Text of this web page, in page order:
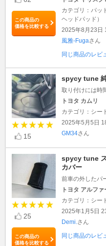
この商品の
価格を比較する
カテゴリ：パッ
ヘッドパッド）
2025年8月23日
風雅-Fugaさん
同じ商品のレビ
15
spycy tune
取り付けには時
トヨタ カムリ
カテゴリ：シー
2025年5月5日
GM34さん
25
この商品の
価格を比較する
spycy tune
カバー
前車の外したパ
トヨタ アルフ
カテゴリ：シー
2025年1月5日
Demi. さん
同じ商品のレビ